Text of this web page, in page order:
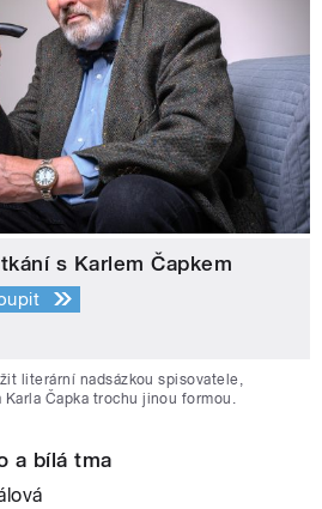
s Karlem Čapkem
literární nadsázkou spisovatele,
Čapka trochu jinou formou.
a bílá tma